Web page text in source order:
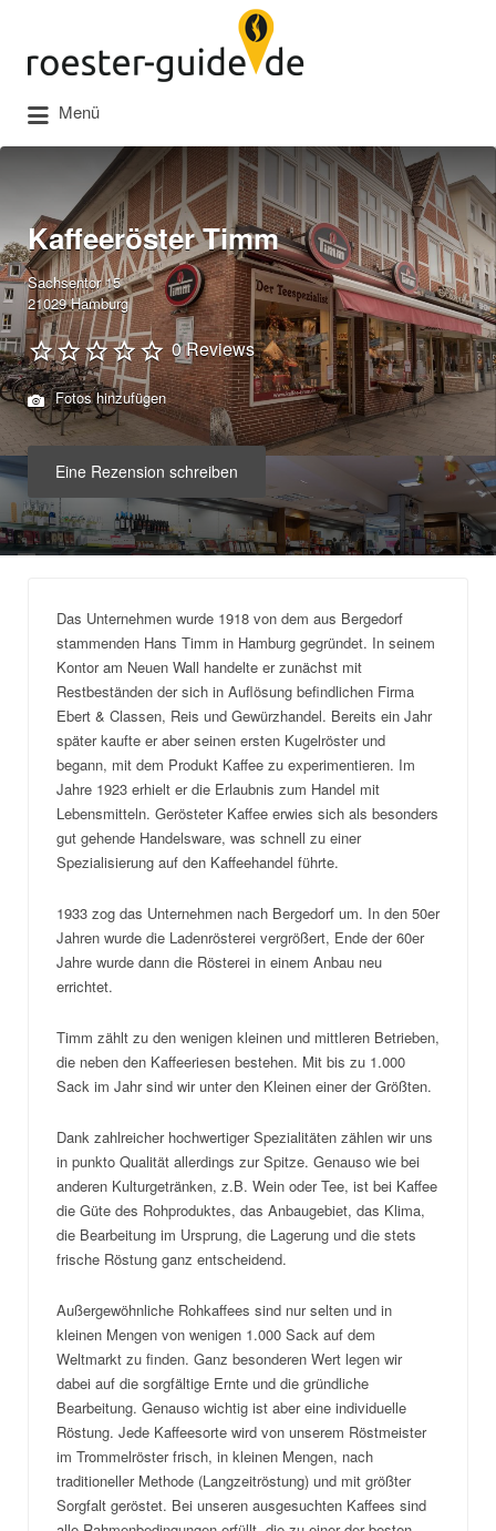
Menü
Kaffeeröster Timm
Sachsentor 15
21029 Hamburg
0 Reviews
Fotos hinzufügen
Eine Rezension schreiben
Das Unternehmen wurde 1918 von dem aus Bergedorf
stammenden Hans Timm in Hamburg gegründet. In seinem
Kontor am Neuen Wall handelte er zunächst mit
Restbeständen der sich in Auflösung befindlichen Firma
Ebert & Classen, Reis und Gewürzhandel. Bereits ein Jahr
später kaufte er aber seinen ersten Kugelröster und
begann, mit dem Produkt Kaffee zu experimentieren. Im
Jahre 1923 erhielt er die Erlaubnis zum Handel mit
Lebensmitteln. Gerösteter Kaffee erwies sich als besonders
gut gehende Handelsware, was schnell zu einer
Spezialisierung auf den Kaffeehandel führte.
1933 zog das Unternehmen nach Bergedorf um. In den 50er
Jahren wurde die Ladenrösterei vergrößert, Ende der 60er
Jahre wurde dann die Rösterei in einem Anbau neu
errichtet.
Timm zählt zu den wenigen kleinen und mittleren Betrieben,
die neben den Kaffeeriesen bestehen. Mit bis zu 1.000
Sack im Jahr sind wir unter den Kleinen einer der Größten.
Dank zahlreicher hochwertiger Spezialitäten zählen wir uns
in punkto Qualität allerdings zur Spitze. Genauso wie bei
anderen Kulturgetränken, z.B. Wein oder Tee, ist bei Kaffee
die Güte des Rohproduktes, das Anbaugebiet, das Klima,
die Bearbeitung im Ursprung, die Lagerung und die stets
frische Röstung ganz entscheidend.
Außergewöhnliche Rohkaffees sind nur selten und in
kleinen Mengen von wenigen 1.000 Sack auf dem
Weltmarkt zu finden. Ganz besonderen Wert legen wir
dabei auf die sorgfältige Ernte und die gründliche
Bearbeitung. Genauso wichtig ist aber eine individuelle
Röstung. Jede Kaffeesorte wird von unserem Röstmeister
im Trommelröster frisch, in kleinen Mengen, nach
traditioneller Methode (Langzeitröstung) und mit größter
Sorgfalt geröstet. Bei unseren ausgesuchten Kaffees sind